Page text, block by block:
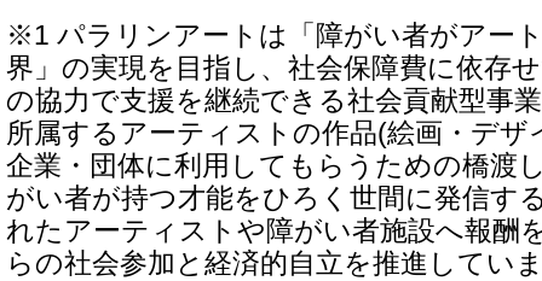
※1 パラリンアートは「障がい者がアー
界」の実現を目指し、社会保障費に依存
の協力で支援を継続できる社会貢献型事
所属するアーティストの作品(絵画・デ
企業・団体に利用してもらうための橋渡
がい者が持つ才能をひろく世間に発信す
れたアーティストや障がい者施設へ報酬
らの社会参加と経済的自立を推進してい